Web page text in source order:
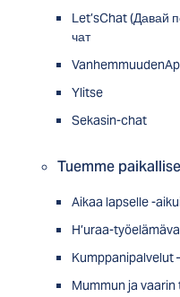
Let’sChat (Давай
чат
Ylitse
Sekasin-chat
Tuemme
Aikaa lapselle -
H’uraa-
Kumppanipalvelut
Mummun ja vaarin